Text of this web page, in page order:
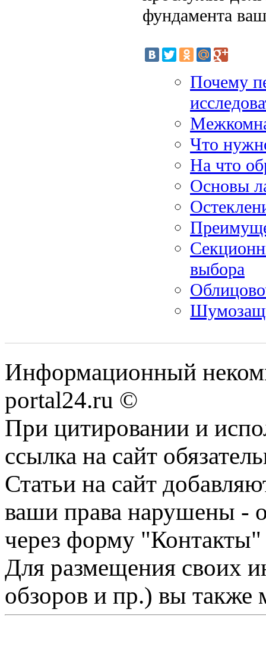
фундамента
Почему
Что
На что
Основы
выбора
Информационный
portal24.ru ©
При цитировании и
ссылка на сайт
Статьи на сайт
ваши права нарушены -
через форму "Контакты"
Для размещения своих
обзоров и пр.) вы также